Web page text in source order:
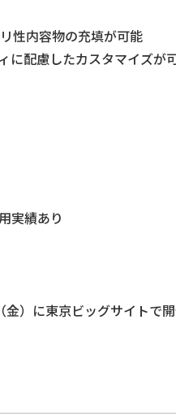
性内容物の充填が可能
に配慮したカスタマイズが
実績あり
）に東京ビッグサイトで